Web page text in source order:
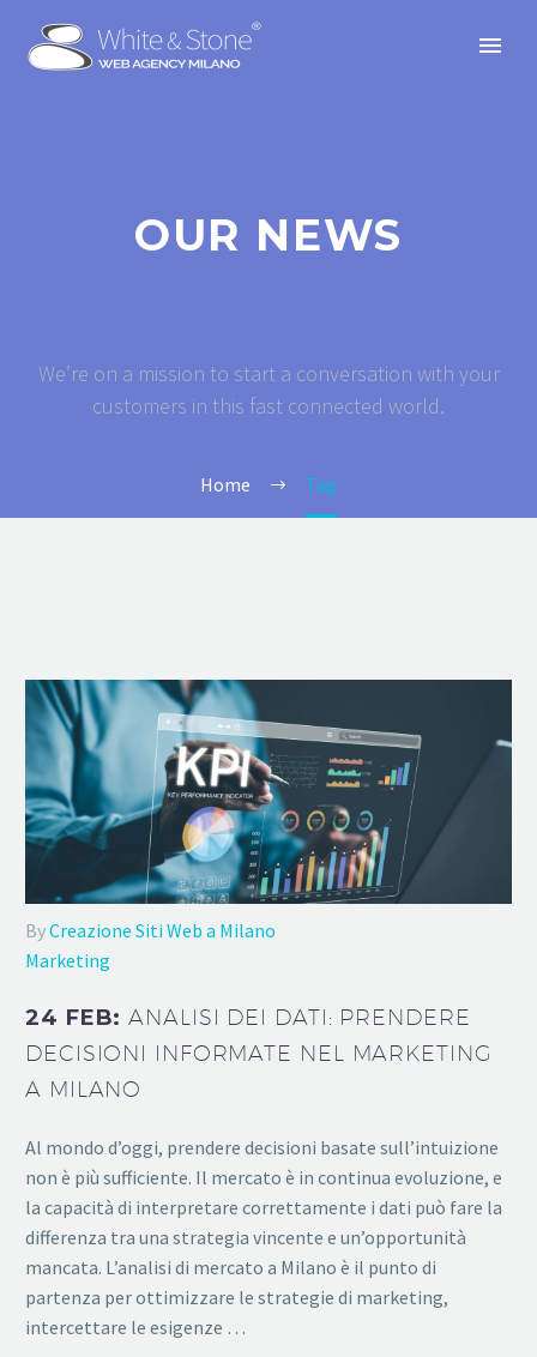
OUR NEWS
We’re on a mission to start a conversation with your
customers in this fast connected world.
Home Tag
ByCreazione Siti Web a Milano
Marketing
24 FEB:ANALISI DEI DATI: PRENDERE
DECISIONI INFORMATE NEL MARKETING
A MILANO
Al mondo d’oggi, prendere decisioni basate sull’intuizione
non è più sufficiente. Il mercato è in continua evoluzione, e
la capacità di interpretare correttamente i dati può fare la
differenza tra una strategia vincente e un’opportunità
mancata. L’analisi di mercato a Milano è il punto di
partenza per ottimizzare le strategie di marketing,
intercettare le esigenze …